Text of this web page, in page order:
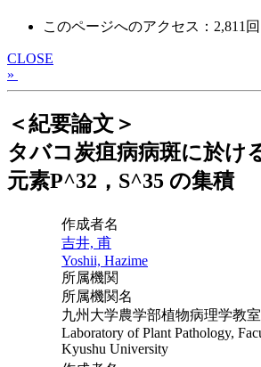
このページへのアクセス：2,811回
CLOSE
»
＜紀要論文＞
タバコ炭疽病病斑に於け
元素P^32，S^35 の集積
作成者名
吉井, 甫
Yoshii, Hazime
所属機関
所属機関名
九州大学農学部植物病理学教室
Laboratory of Plant Pathology,
Kyushu University